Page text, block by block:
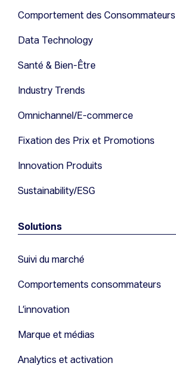
Comportement des Consommateurs
Data Technology
Santé & Bien-Être
Industry Trends
Omnichannel/E-commerce
Fixation des Prix et Promotions
Innovation Produits
Sustainability/ESG
Solutions
Suivi du marché
Comportements consommateurs
L’innovation
Marque et médias
Analytics et activation